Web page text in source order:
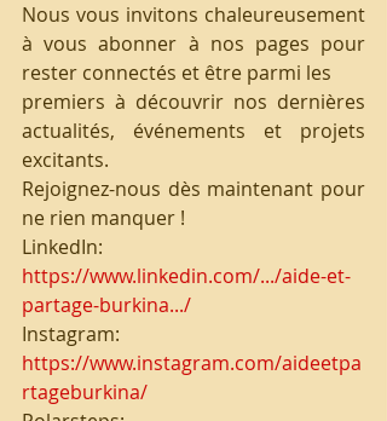
Nous vous invitons chaleureusement
à vous abonner à nos pages pour
rester connectés et être parmi les
premiers à découvrir nos dernières
actualités, événements et projets
excitants.
Rejoignez-nous dès maintenant pour
ne rien manquer !
https://www.linkedin.com/.../aide-et-
partage-burkina.../
https://www.instagram.com/aideetpa
rtageburkina/